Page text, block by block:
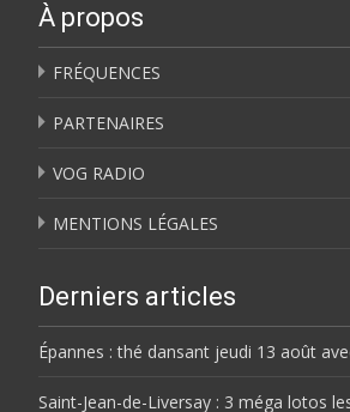
À propos
FRÉQUENCES
PARTENAIRES
VOG RADIO
MENTIONS LÉGALES
Derniers articles
Épannes : thé dansant jeudi 13 août
Saint-Jean-de-Liversay : 3 méga lotos